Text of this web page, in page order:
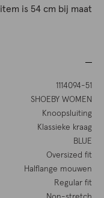
is 54 cm bij maat
1114094-51
SHOEBY WOMEN
Knoopsluiting
Klassieke kraag
BLUE
Oversized fit
Halflange mouwen
Regular fit